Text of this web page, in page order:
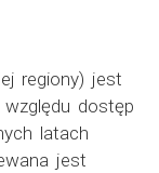
regiony) jest
dostęp
latach
jest